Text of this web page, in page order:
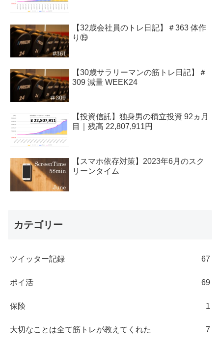
【32歳会社員のトレ日記】＃363 体作
り⑲
【30歳サラリーマンの筋トレ日記】＃
309 減量 WEEK24
【投資信託】独身男の積立投資 92ヵ月
目｜残高 22,807,911円
【スマホ依存対策】2023年6月のスク
リーンタイム
カテゴリー
ツイッター記録 67
ポイ活 69
保険 1
大切なことは全て筋トレが教えてくれた 7